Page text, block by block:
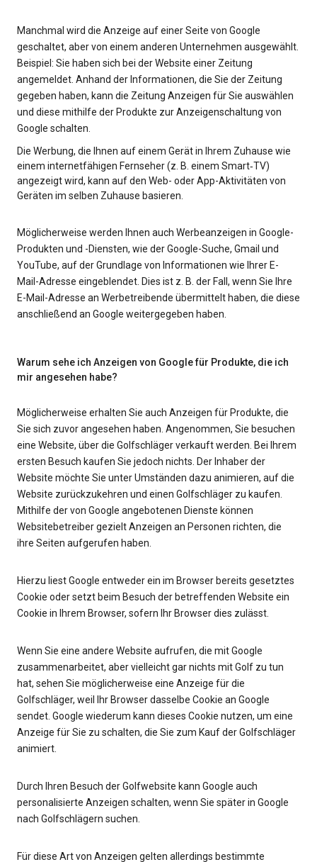
Manchmal wird die Anzeige auf einer Seite von Google
geschaltet, aber von einem anderen Unternehmen ausgewählt.
Beispiel: Sie haben sich bei der Website einer Zeitung
angemeldet. Anhand der Informationen, die Sie der Zeitung
gegeben haben, kann die Zeitung Anzeigen für Sie auswählen
und diese mithilfe der Produkte zur Anzeigenschaltung von
Google schalten.
Die Werbung, die Ihnen auf einem Gerät in Ihrem Zuhause wie
einem internetfähigen Fernseher (z. B. einem Smart‑TV)
angezeigt wird, kann auf den Web- oder App-Aktivitäten von
Geräten im selben Zuhause basieren.
Möglicherweise werden Ihnen auch Werbeanzeigen in Google-
Produkten und -Diensten, wie der Google-Suche, Gmail und
YouTube, auf der Grundlage von Informationen wie Ihrer E-
Mail-Adresse eingeblendet. Dies ist z. B. der Fall, wenn Sie Ihre
E-Mail-Adresse an Werbetreibende übermittelt haben, die diese
anschließend an Google weitergegeben haben.
Warum sehe ich Anzeigen von Google für Produkte, die ich
mir angesehen habe?
Möglicherweise erhalten Sie auch Anzeigen für Produkte, die
Sie sich zuvor angesehen haben. Angenommen, Sie besuchen
eine Website, über die Golfschläger verkauft werden. Bei Ihrem
ersten Besuch kaufen Sie jedoch nichts. Der Inhaber der
Website möchte Sie unter Umständen dazu animieren, auf die
Website zurückzukehren und einen Golfschläger zu kaufen.
Mithilfe der von Google angebotenen Dienste können
Websitebetreiber gezielt Anzeigen an Personen richten, die
ihre Seiten aufgerufen haben.
Hierzu liest Google entweder ein im Browser bereits gesetztes
Cookie oder setzt beim Besuch der betreffenden Website ein
Cookie in Ihrem Browser, sofern Ihr Browser dies zulässt.
Wenn Sie eine andere Website aufrufen, die mit Google
zusammenarbeitet, aber vielleicht gar nichts mit Golf zu tun
hat, sehen Sie möglicherweise eine Anzeige für die
Golfschläger, weil Ihr Browser dasselbe Cookie an Google
sendet. Google wiederum kann dieses Cookie nutzen, um eine
Anzeige für Sie zu schalten, die Sie zum Kauf der Golfschläger
animiert.
Durch Ihren Besuch der Golfwebsite kann Google auch
personalisierte Anzeigen schalten, wenn Sie später in Google
nach Golfschlägern suchen.
Für diese Art von Anzeigen gelten allerdings bestimmte